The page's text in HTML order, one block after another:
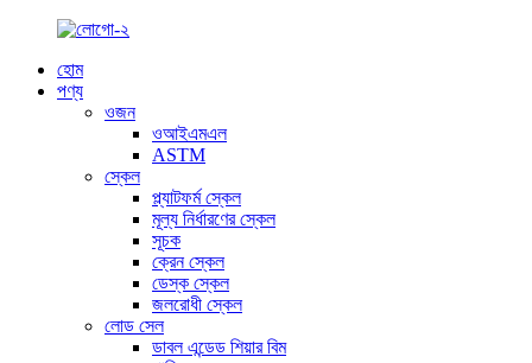
হোম
পণ্য
ওজন
ওআইএমএল
ASTM
স্কেল
প্ল্যাটফর্ম স্কেল
মূল্য নির্ধারণের স্কেল
সূচক
ক্রেন স্কেল
ডেস্ক স্কেল
জলরোধী স্কেল
লোড সেল
ডাবল এন্ডেড শিয়ার বিম